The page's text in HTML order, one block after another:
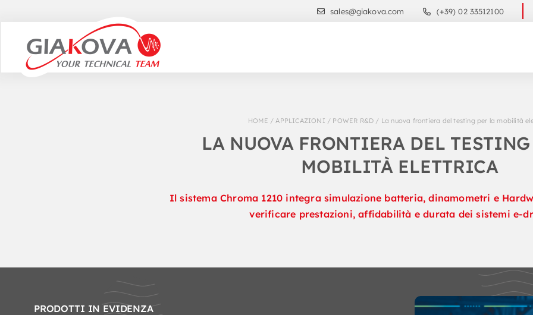
content
sales@giakova.com (+39) 02 33512100
HOME /APPLICAZIONI / POWER R&D / La nuova frontiera del testing per la mobilità
LA NUOVA FRONTIERA DEL
MOBILITÀ ELETTRICA
Il sistema Chroma 1210 integra simulazione batteria, dinamometri e
verificare prestazioni, affidabilità e durata dei sistemi e-
PRODOTTI IN EVIDENZA